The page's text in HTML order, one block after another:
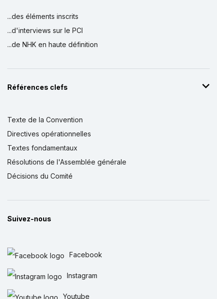
...des éléments inscrits
...d'interviews sur le PCI
...de NHK en haute définition
Références clefs
Texte de la Convention
Directives opérationnelles
Textes fondamentaux
Résolutions de l'Assemblée générale
Décisions du Comité
Suivez-nous
Facebook
Instagram
Youtube